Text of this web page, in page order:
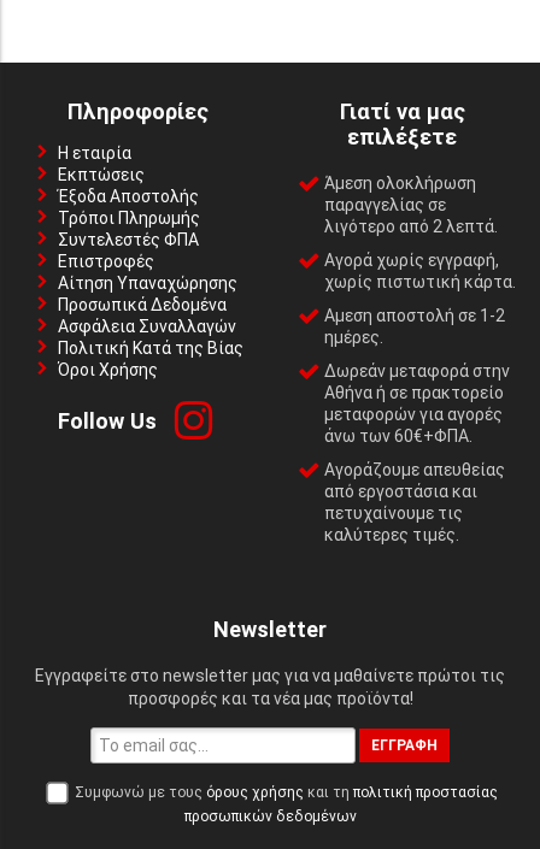
Πληροφορίες
Η εταιρία
Εκπτώσεις
Έξοδα Αποστολής
Τρόποι Πληρωμής
Συντελεστές ΦΠΑ
Επιστροφές
Αίτηση Υπαναχώρησης
Προσωπικά Δεδομένα
Ασφάλεια Συναλλαγών
Πολιτική Κατά της Βίας
Όροι Χρήσης
Follow Us
Γιατί να μας
επιλέξετε
Άμεση ολοκλήρωση
παραγγελίας σε
λιγότερο από 2 λεπτά.
Αγορά χωρίς εγγραφή,
χωρίς πιστωτική κάρτα.
Αμεση αποστολή σε 1-2
ημέρες.
Δωρεάν μεταφορά στην
Αθήνα ή σε πρακτορείο
μεταφορών για αγορές
άνω των 60€+ΦΠΑ.
Αγοράζουμε απευθείας
από εργοστάσια και
πετυχαίνουμε τις
καλύτερες τιμές.
Newsletter
Εγγραφείτε στο newsletter μας για να μαθαίνετε πρώτοι τις
προσφορές και τα νέα μας προϊόντα!
ΕΓΓΡΑΦΉ
Συμφωνώ με τους όρους χρήσης και τη πολιτική προστασίας
προσωπικών δεδομένων